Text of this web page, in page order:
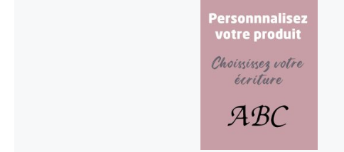
Personnalisation
prénom